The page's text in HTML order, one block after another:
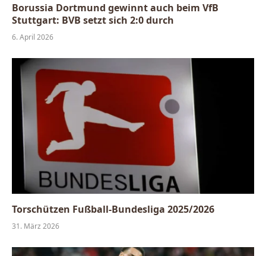
Borussia Dortmund gewinnt auch beim VfB
Stuttgart: BVB setzt sich 2:0 durch
6. April 2026
Torschützen Fußball-Bundesliga 2025/2026
31. März 2026